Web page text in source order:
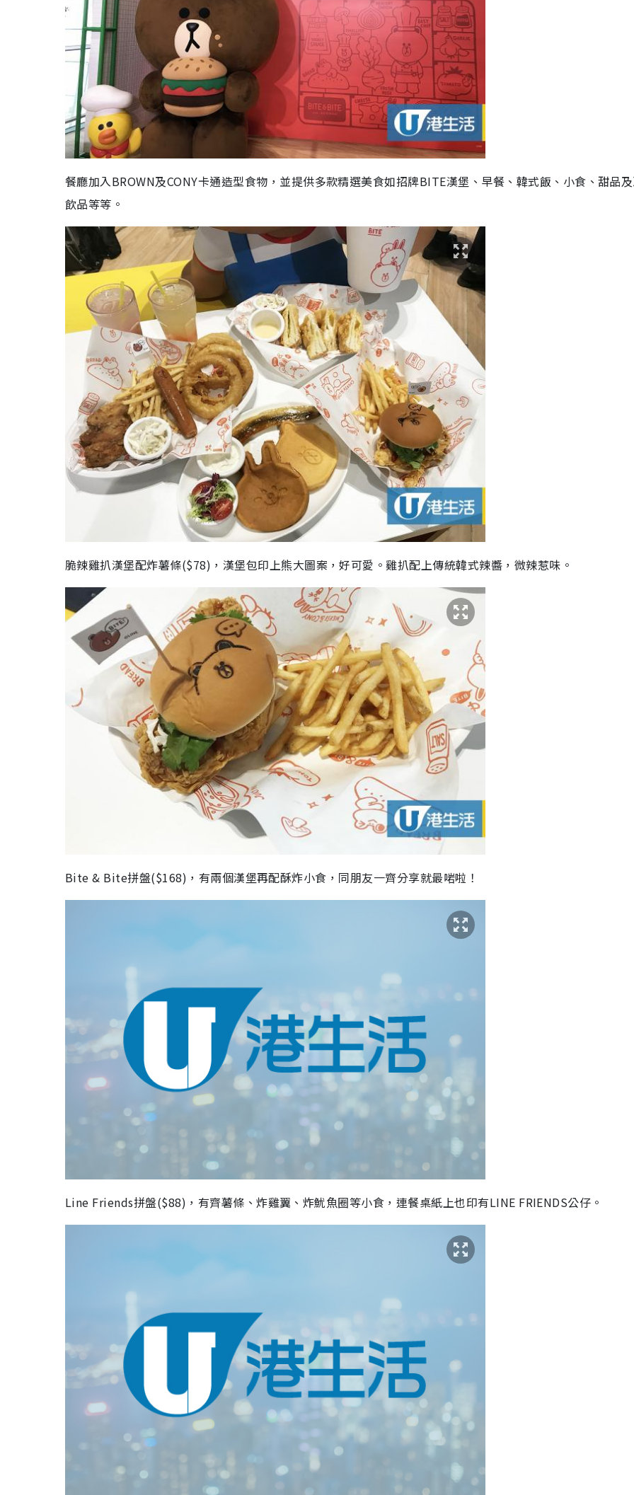
餐廳加入BROWN及CONY卡通造型食物，並提供多款精選美食如招牌BITE漢堡、早餐、韓式飯、小食、甜品
飲品等等。
脆辣雞扒漢堡配炸薯條($78)，漢堡包印上熊大圖案，好可愛。雞扒配上傳統韓式辣醬，微辣惹味。
Bite & Bite拼盤($168)，有兩個漢堡再配酥炸小食，同朋友一齊分享就最啱啦！
Line Friends拼盤($88)，有齊薯條、炸雞翼、炸魷魚圈等小食，連餐桌紙上也印有LINE FRIENDS公仔。